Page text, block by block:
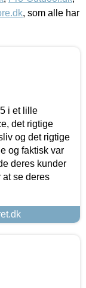
, som alle har
i et lille
det rigtige
og det rigtige
og faktisk var
deres kunder
at se deres